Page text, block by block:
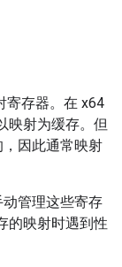
寄存器。在 x64
映射为缓存。但
因此通常映射
管理这些寄存
的映射时遇到性